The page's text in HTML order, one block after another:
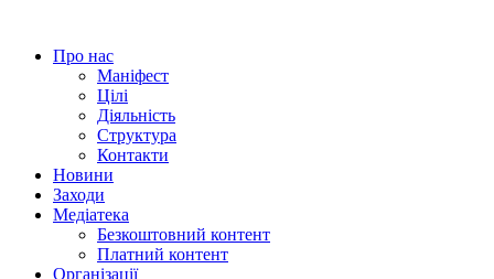
вмістуПро нас
Маніфест
Цілі
Діяльність
Структура
Контакти
Новини
Заходи
Медіатека
Безкоштовний контент
Платний контент
Організації